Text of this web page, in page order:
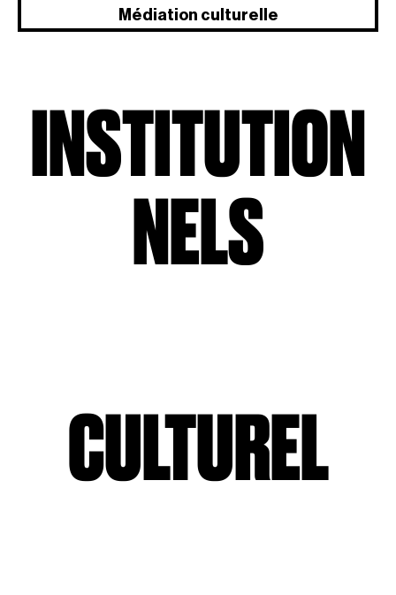
Médiation culturelle
INSTITUTION
NELS
CULTUREL